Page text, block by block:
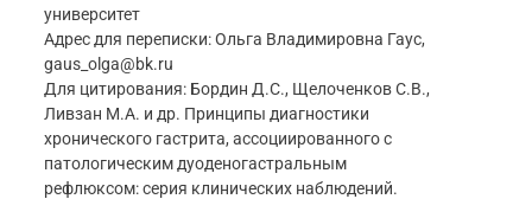
университет
Адрес для переписки: Ольга Владимировна Гаус,
gaus_olga@bk.ru
Для цитирования: Бордин Д.С., Щелоченков С.В.,
Ливзан М.А. и др. Принципы диагностики
хронического гастрита, ассоциированного с
патологическим дуоденогастральным
рефлюксом: серия клинических наблюдений.